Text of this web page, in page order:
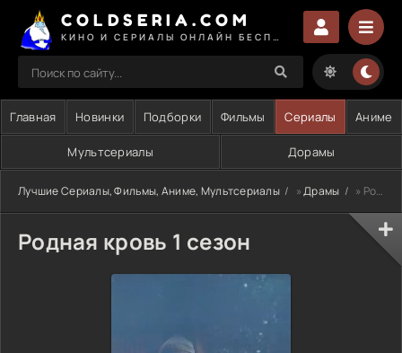
COLDSERIA.COM
Главная Новинки Подборки Фильмы Сериалы Аниме
Мультсериалы Дорамы
Лучшие Сериалы, Фильмы, Аниме, Мультсериалы »Драмы » Родная кровь 1 сезон
Родная кровь 1 сезон